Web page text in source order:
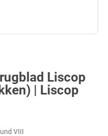
Liscop
| Liscop
VIII